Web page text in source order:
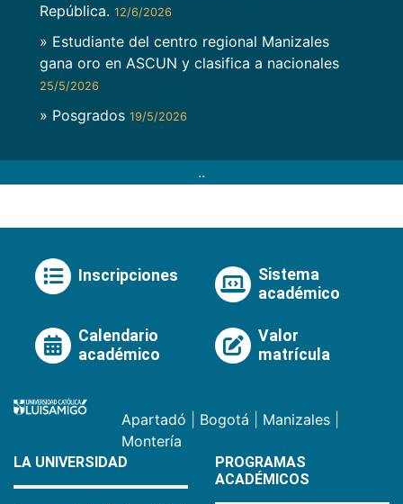
República. 12/6/2026
» Estudiante del centro regional Manizales
gana oro en ASCUN y clasifica a nacionales
25/5/2026
» Posgrados 19/5/2026
..
Inscripciones
Sistema
académico
Calendario
académico
Valor
matrícula
Apartadó Bogotá Manizales
Montería
LA UNIVERSIDAD
PROGRAMAS
ACADÉMICOS